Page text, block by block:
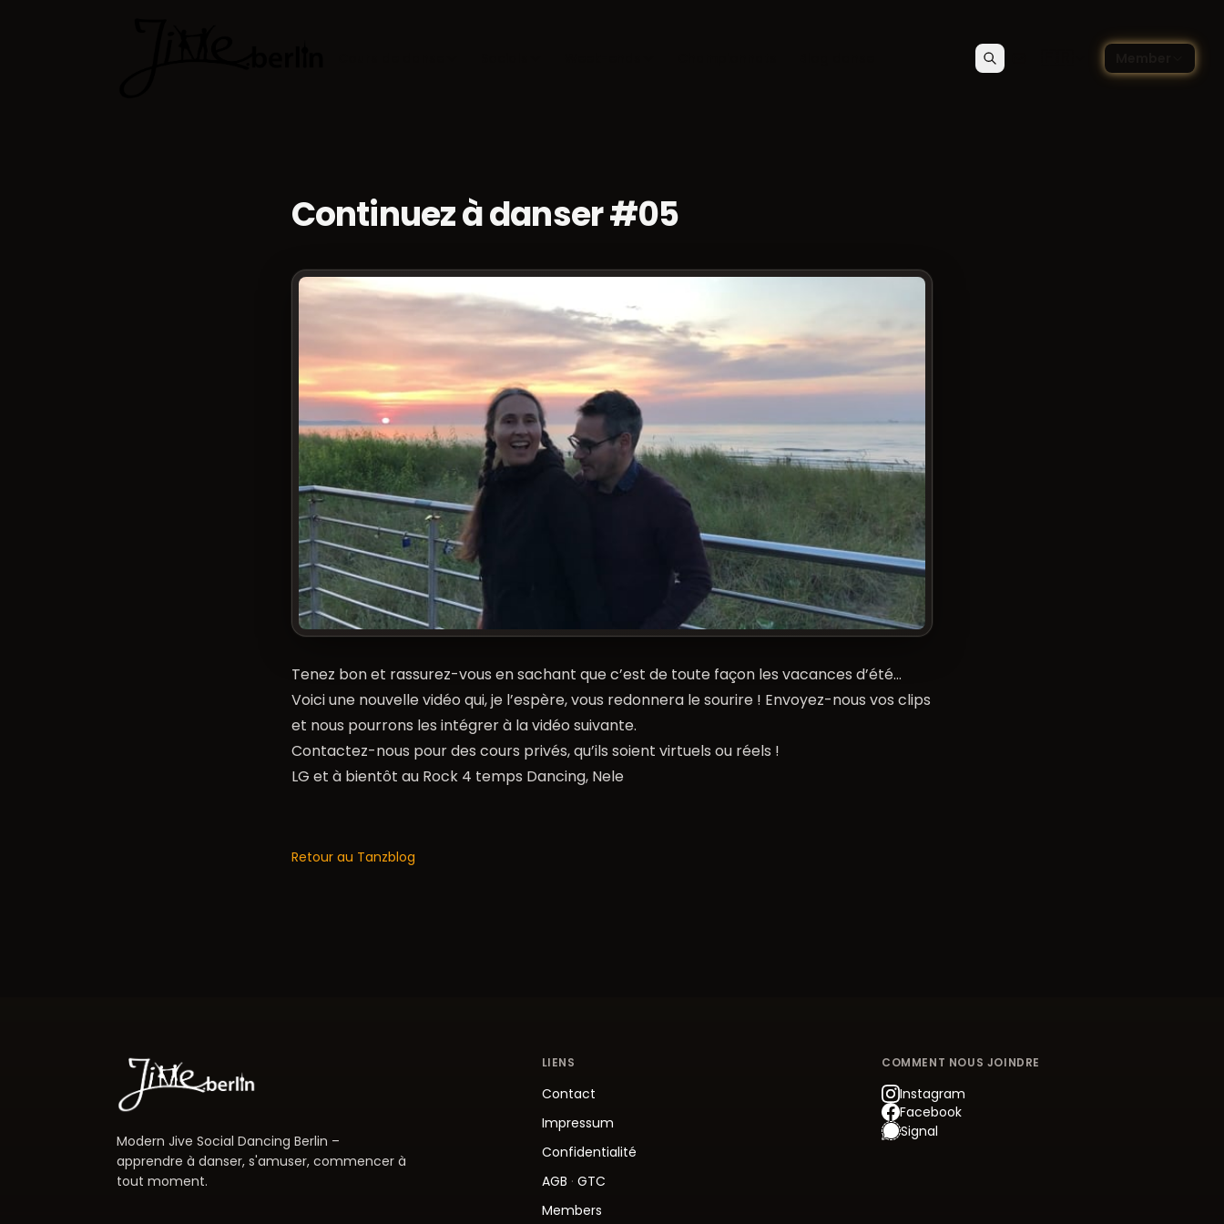
RechercherChoisir la langue —
Continuez à danser #05
Tenez bon et rassurez-vous en sachant que c’est de toute façon les vacances d’été…
Voici une nouvelle vidéo qui, je l’espère, vous redonnera le sourire ! Envoyez-nous vos clips
et nous pourrons les intégrer à la vidéo suivante.
Contactez-nous pour des cours privés, qu’ils soient virtuels ou réels !
LG et à bientôt au Rock 4 temps Dancing, Nele
Retour au Tanzblog
Modern Jive Social Dancing Berlin –
apprendre à danser, s'amuser, commencer à
tout moment.
LIENS
Contact
Impressum
Confidentialité
AGB · GTC
Members
COMMENT NOUS JOINDRE
Instagram
Facebook
Signal